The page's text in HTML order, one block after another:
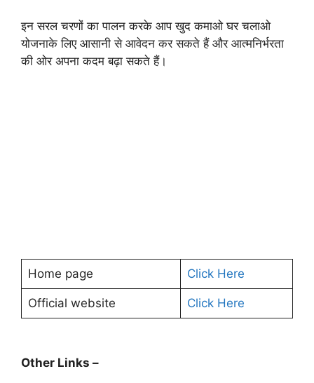
इन सरल चरणों का पालन करके आप खुद कमाओ घर चलाओ
योजनाके लिए आसानी से आवेदन कर सकते हैं और आत्मनिर्भरता
की ओर अपना कदम बढ़ा सकते हैं।
Home page Click Here
Official website Click Here
Other Links –